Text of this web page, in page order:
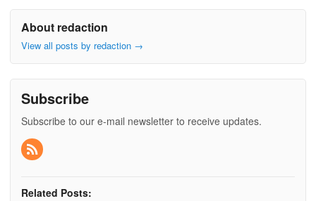
About redaction
View all posts by redaction →
Subscribe
Subscribe to our e-mail newsletter to receive updates.
Related Posts: